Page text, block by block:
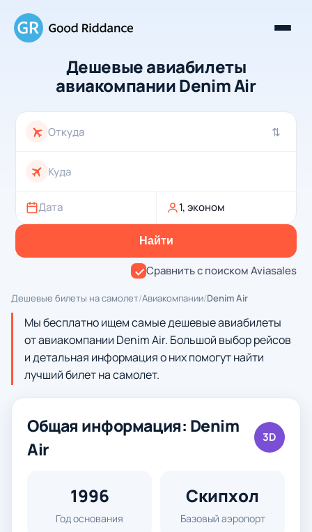
Дешевые авиабилеты
авиакомпании Denim Air
⇄
Дата 1, эконом
Найти
Сравнить с поиском Aviasales
Дешевые билеты на самолет/Авиакомпании/Denim Air
Мы бесплатно ищем самые дешевые авиабилеты
от авиакомпании Denim Air. Большой выбор рейсов
и детальная информация о них помогут найти
лучший билет на самолет.
Общая информация: Denim
Air
3D
1996
Год основания
Скипхол
Базовый аэропорт